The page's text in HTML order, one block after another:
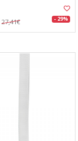
27,41€ - 29%